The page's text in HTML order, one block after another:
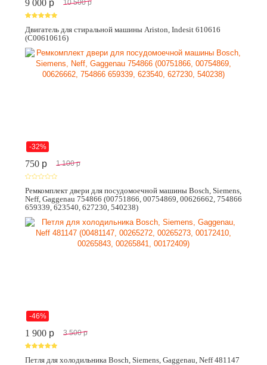
9 000 p 10 500 p
Двигатель для стиральной машины Ariston, Indesit 610616
(C00610616)
-32%
750 p 1 100 p
Ремкомплект двери для посудомоечной машины Bosch, Siemens,
Neff, Gaggenau 754866 (00751866, 00754869, 00626662, 754866
659339, 623540, 627230, 540238)
-46%
1 900 p 3 500 p
Петля для холодильника Bosch, Siemens, Gaggenau, Neff 481147